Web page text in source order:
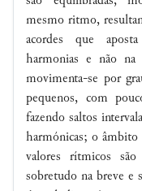
mesmo ritmo,
acordes que
harmonias e não na
movimenta-se por
pequenos, com
fazendo saltos
harmónicas; o âmbito
valores rítmicos
sobretudo na breve e